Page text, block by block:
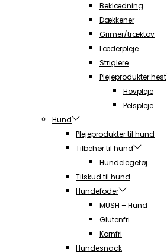
Beklædning
Dækkener
Grimer/træktov
Læderpleje
Striglere
Plejeprodukter hest
Hovpleje
Pelspleje
Hund
Plejeprodukter til hund
Tilbehør til hund
Hundelegetøj
Tilskud til hund
Hundefoder
MUSH – Hund
Glutenfri
Kornfri
Hundesnack